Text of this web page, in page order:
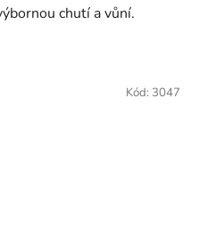
chutí a vůní.
Kód: 3047